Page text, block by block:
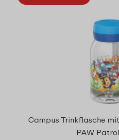
Campus Trinkflasche
PAW